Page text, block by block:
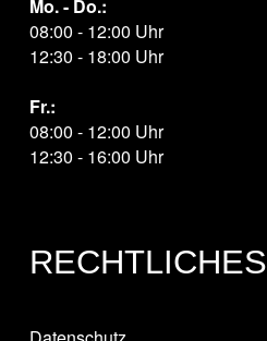
Mo. - Do.:
08:00 - 12:00 Uhr
12:30 - 18:00 Uhr
Fr.:
08:00 - 12:00 Uhr
12:30 - 16:00 Uhr
RECHTLICHES